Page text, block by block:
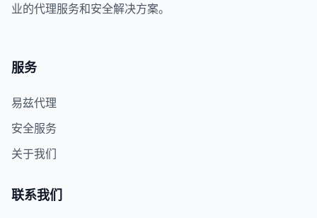
业的代理服务和安全解决方案。
服务
易兹代理
安全服务
关于我们
联系我们